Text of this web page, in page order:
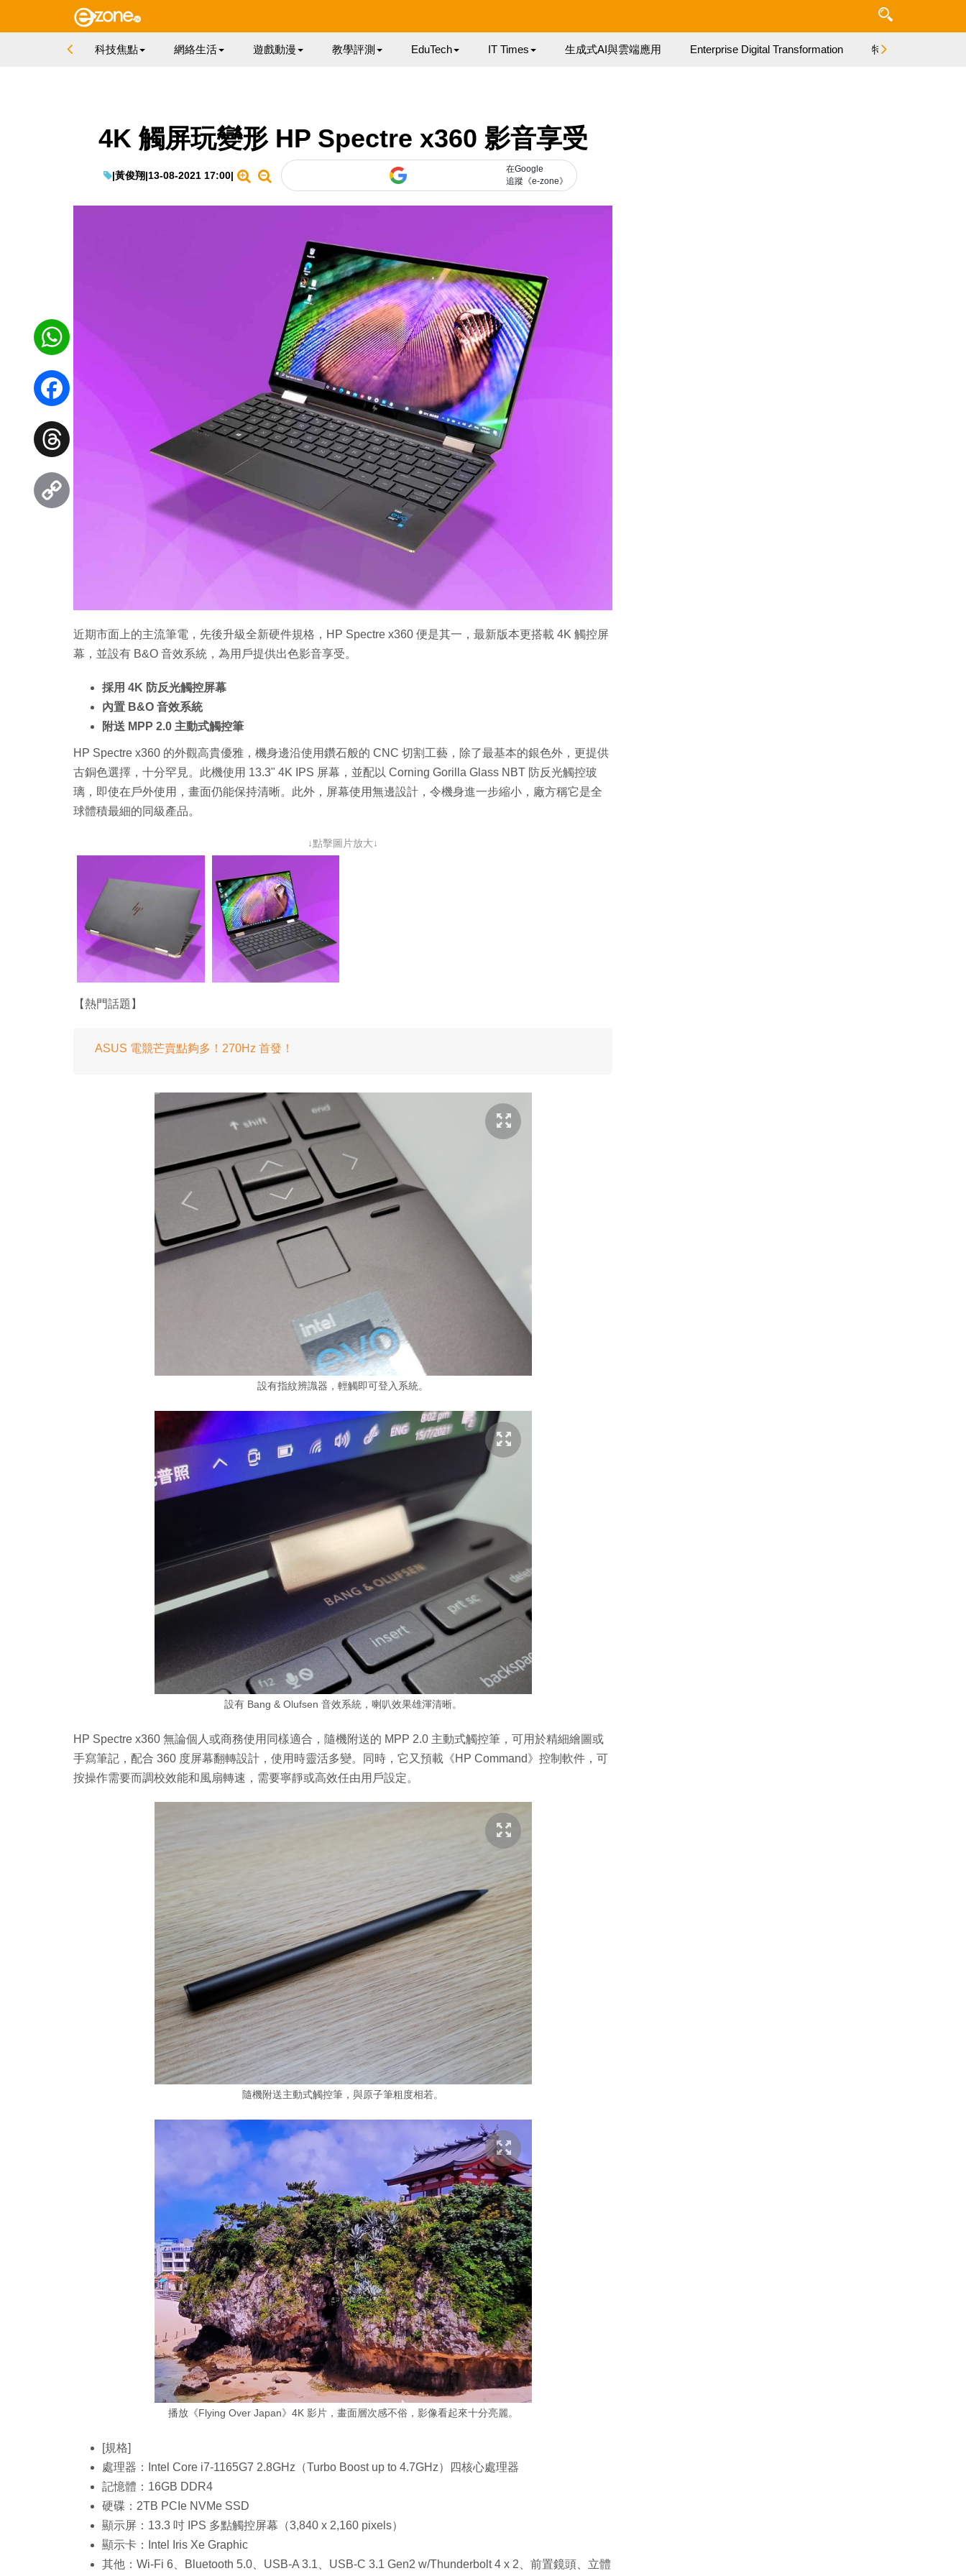
科技焦點 網絡生活 遊戲動漫 教學評測 EduTech IT Times 生成式AI與雲端應用 Enterprise Digital Transformation 特集
4K 觸屏玩變形 HP Spectre x360 影音享受
|黃俊翔|13-08-2021 17:00|
在Google
追蹤《e-zone》
近期市面上的主流筆電，先後升級全新硬件規格，HP Spectre x360 便是其一，最新版本更搭載 4K 觸控屏
幕，並設有 B&O 音效系統，為用戶提供出色影音享受。
採用 4K 防反光觸控屏幕
內置 B&O 音效系統
附送 MPP 2.0 主動式觸控筆
HP Spectre x360 的外觀高貴優雅，機身邊沿使用鑽石般的 CNC 切割工藝，除了最基本的銀色外，更提供
古銅色選擇，十分罕見。此機使用 13.3" 4K IPS 屏幕，並配以 Corning Gorilla Glass NBT 防反光觸控玻
璃，即使在戶外使用，畫面仍能保持清晰。此外，屏幕使用無邊設計，令機身進一步縮小，廠方稱它是全
球體積最細的同級產品。
↓點擊圖片放大↓
【熱門話題】
ASUS 電競芒賣點夠多！270Hz 首發！
設有指紋辨識器，輕觸即可登入系統。
設有 Bang & Olufsen 音效系統，喇叭效果雄渾清晰。
HP Spectre x360 無論個人或商務使用同樣適合，隨機附送的 MPP 2.0 主動式觸控筆，可用於精細繪圖或
手寫筆記，配合 360 度屏幕翻轉設計，使用時靈活多變。同時，它又預載《HP Command》控制軟件，可
按操作需要而調校效能和風扇轉速，需要寧靜或高效任由用戶設定。
隨機附送主動式觸控筆，與原子筆粗度相若。
播放《Flying Over Japan》4K 影片，畫面層次感不俗，影像看起來十分亮麗。
[規格]
處理器：Intel Core i7-1165G7 2.8GHz（Turbo Boost up to 4.7GHz）四核心處理器
記憶體：16GB DDR4
硬碟：2TB PCIe NVMe SSD
顯示屏：13.3 吋 IPS 多點觸控屏幕（3,840 x 2,160 pixels）
顯示卡：Intel Iris Xe Graphic
其他：Wi-Fi 6、Bluetooth 5.0、USB-A 3.1、USB-C 3.1 Gen2 w/Thunderbolt 4 x 2、前置鏡頭、立體
WhatsApp
Facebook
Threads